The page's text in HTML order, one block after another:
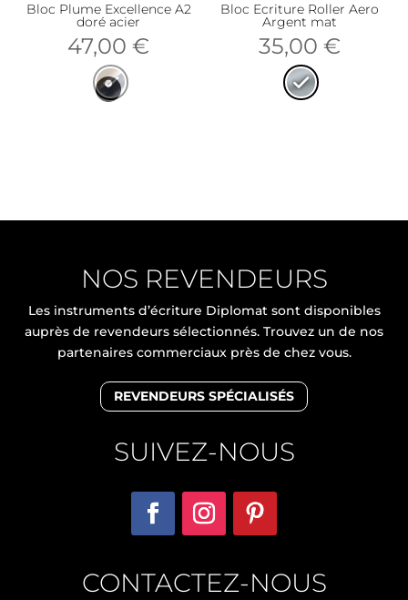
Bloc Plume Excellence A2
doré acier
47,00€
Bloc Ecriture Roller Aero
Argent mat
35,00 €
NOS REVENDEURS
Les instruments d’écriture Diplomat sont disponibles
auprès de revendeurs sélectionnés. Trouvez un de nos
partenaires commerciaux près de chez vous.
REVENDEURS SPÉCIALISÉS
SUIVEZ-NOUS
CONTACTEZ-NOUS